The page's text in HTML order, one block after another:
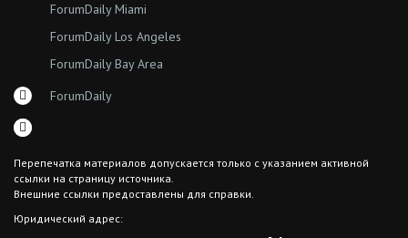
ForumDaily Miami
ForumDaily Los Angeles
ForumDaily Bay Area
ForumDaily
Перепечатка материалов допускается только с указанием активной
ссылки на страницу источника.
Внешние ссылки предоставлены для справки.
Юридический адрес: